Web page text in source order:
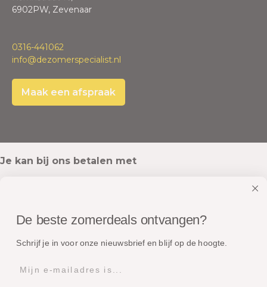
6902PW, Zevenaar
0316-441062
info@dezomerspecialist.nl
Maak een afspraak
Je kan bij ons betalen met
Onze pakketten worden verstuurd met
De beste zomerdeals ontvangen?
Schrijf je in voor onze nieuwsbrief en blijf op de hoogte.